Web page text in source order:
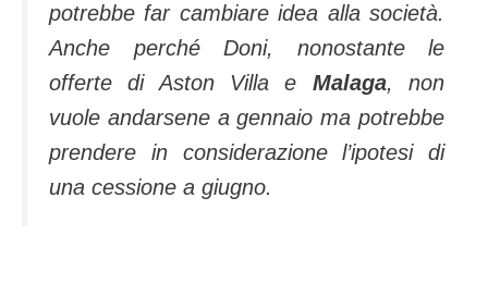
potrebbe far cambiare idea alla società.
Anche perché Doni, nonostante le
offerte di Aston Villa e Malaga, non
vuole andarsene a gennaio ma potrebbe
prendere in considerazione l’ipotesi di
una cessione a giugno.